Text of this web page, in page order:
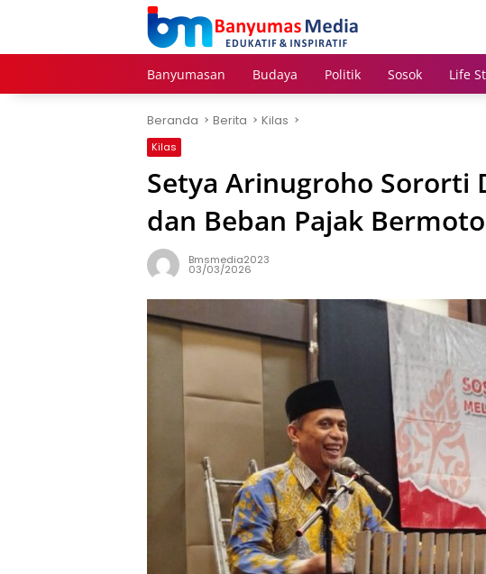
Banyumasan Budaya Politik Sosok Life
Beranda Berita Kilas
Kilas
Setya Arinugroho Sororti
dan Beban Pajak
Bmsmedia2023
03/03/2026